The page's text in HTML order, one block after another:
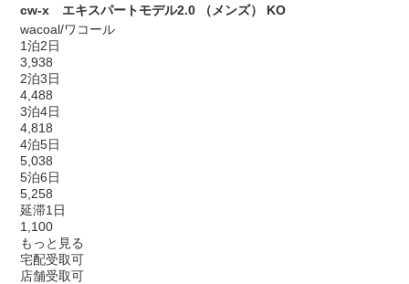
cw-x エキスパートモデル2.0 （メンズ） KO
wacoal/ワコール
1泊2日
3,938
2泊3日
4,488
3泊4日
4,818
4泊5日
5,038
5泊6日
5,258
延滞1日
1,100
もっと見る
宅配受取可
店舗受取可